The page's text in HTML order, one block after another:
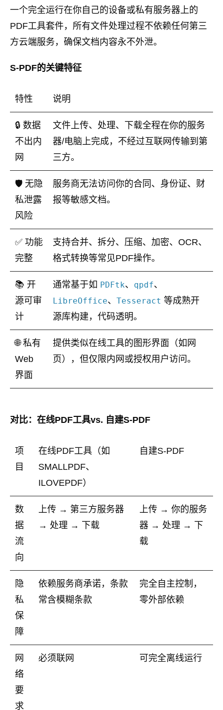
一个完全运行在你自己的设备或私有服务器上的
PDF工具套件，所有文件处理过程不依赖任何第三
方云端服务，确保文档内容永不外泄。
S-PDF的关键特征
特性 说明
🔒 数据
不出内
网
文件上传、处理、下载全程在你的服务
器/电脑上完成，不经过互联网传输到第
三方。
🛡️ 无隐
私泄露
风险
服务商无法访问你的合同、身份证、财
报等敏感文档。
✅ 功能
完整
支持合并、拆分、压缩、加密、OCR、
格式转换等常见PDF操作。
📚 开
源可审
计
通常基于如 PDFtk、 qpdf、
LibreOffice、 Tesseract 等成熟开
源库构建，代码透明。
🌐 私有
Web
界面
提供类似在线工具的图形界面（如网
页），但仅限内网或授权用户访问。
对比：在线PDF工具vs. 自建S-PDF
项
目
在线PDF工具（如
SMALLPDF、
ILOVEPDF）
自建S-PDF
数
据
流
向
上传 → 第三方服务器
→ 处理 → 下载
上传 → 你的服务
器 → 处理 → 下
载
隐
私
保
障
依赖服务商承诺，条款
常含模糊条款
完全自主控制，
零外部依赖
网
络
要
求
必须联网 可完全离线运行